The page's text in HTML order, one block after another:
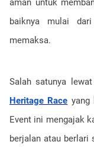
aman untuk
baiknya mulai
memaksa.
Salah satunya
Heritage Race yang
Event ini mengajak
berjalan atau berlari